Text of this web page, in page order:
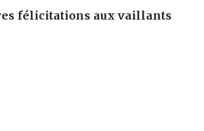
félicitations aux vaillants